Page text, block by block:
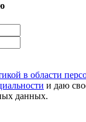
в области
и даю
данных.